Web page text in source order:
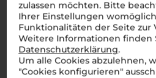
zulassen möchten. Bitte
Ihrer Einstellungen
Funktionalitäten der Seite zur
Weitere Informationen finden
Datenschutzerklärung.
Um alle Cookies abzulehnen,
"Cookies konfigurieren"
Geschmack derPuglia entdecken
die Seele berührt.
Mehr Weine aus Apulien